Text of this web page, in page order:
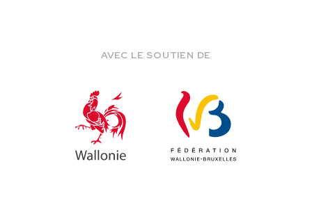
AVEC LE SOUTIEN DE